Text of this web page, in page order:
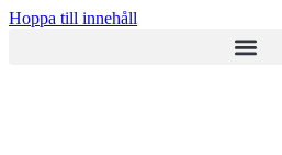
Hoppa till innehåll